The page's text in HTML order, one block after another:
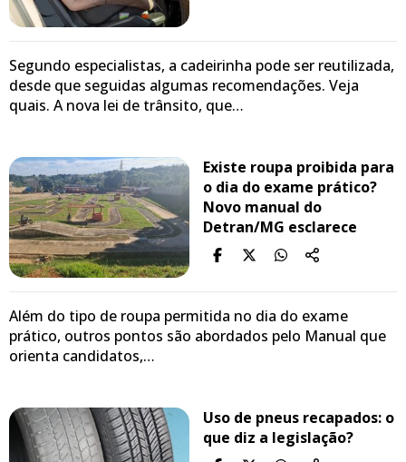
Segundo especialistas, a cadeirinha pode ser reutilizada,
desde que seguidas algumas recomendações. Veja
quais. A nova lei de trânsito, que…
Existe roupa proibida para
o dia do exame prático?
Novo manual do
Detran/MG esclarece
Além do tipo de roupa permitida no dia do exame
prático, outros pontos são abordados pelo Manual que
orienta candidatos,…
Uso de pneus recapados: o
que diz a legislação?